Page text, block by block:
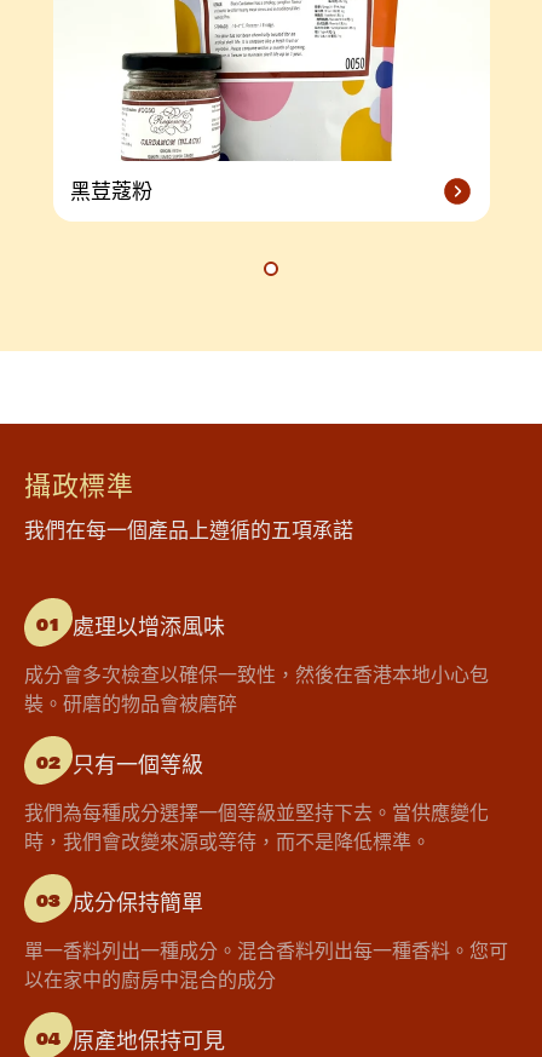
黑荳蔻粉
攝政標準
我們在每一個產品上遵循的五項承諾
01 處理以增添風味
成分會多次檢查以確保一致性，然後在香港本地小心包
裝。研磨的物品會被磨碎
02 只有一個等級
我們為每種成分選擇一個等級並堅持下去。當供應變化
時，我們會改變來源或等待，而不是降低標準。
03 成分保持簡單
單一香料列出一種成分。混合香料列出每一種香料。您可
以在家中的廚房中混合的成分
04 原產地保持可見